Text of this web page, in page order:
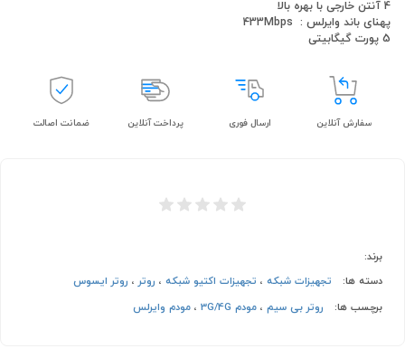
پهنای باند وایرلس : 433Mbps
سفارش آنلاین ارسال فوری پرداخت آنلاین ضمانت اصالت
برند:
دسته ها:
تجهیزات شبکه، تجهیزات اکتیو شبکه، روتر، روتر ایسوس
برچسب ها:
روتر بی سیم، مودم 3G/4G ، مودم وایرلس